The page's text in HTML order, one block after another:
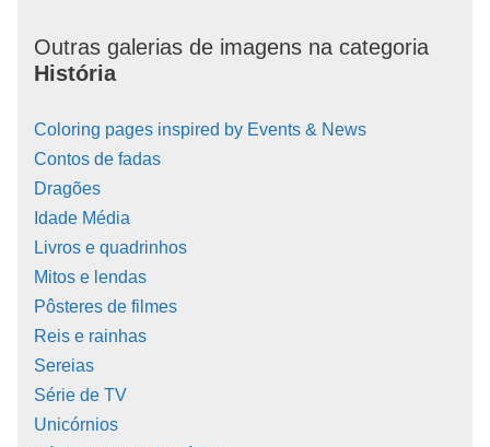
Outras galerias de imagens na categoria
História
Coloring pages inspired by Events & News
Contos de fadas
Dragões
Idade Média
Livros e quadrinhos
Mitos e lendas
Pôsteres de filmes
Reis e rainhas
Sereias
Série de TV
Unicórnios